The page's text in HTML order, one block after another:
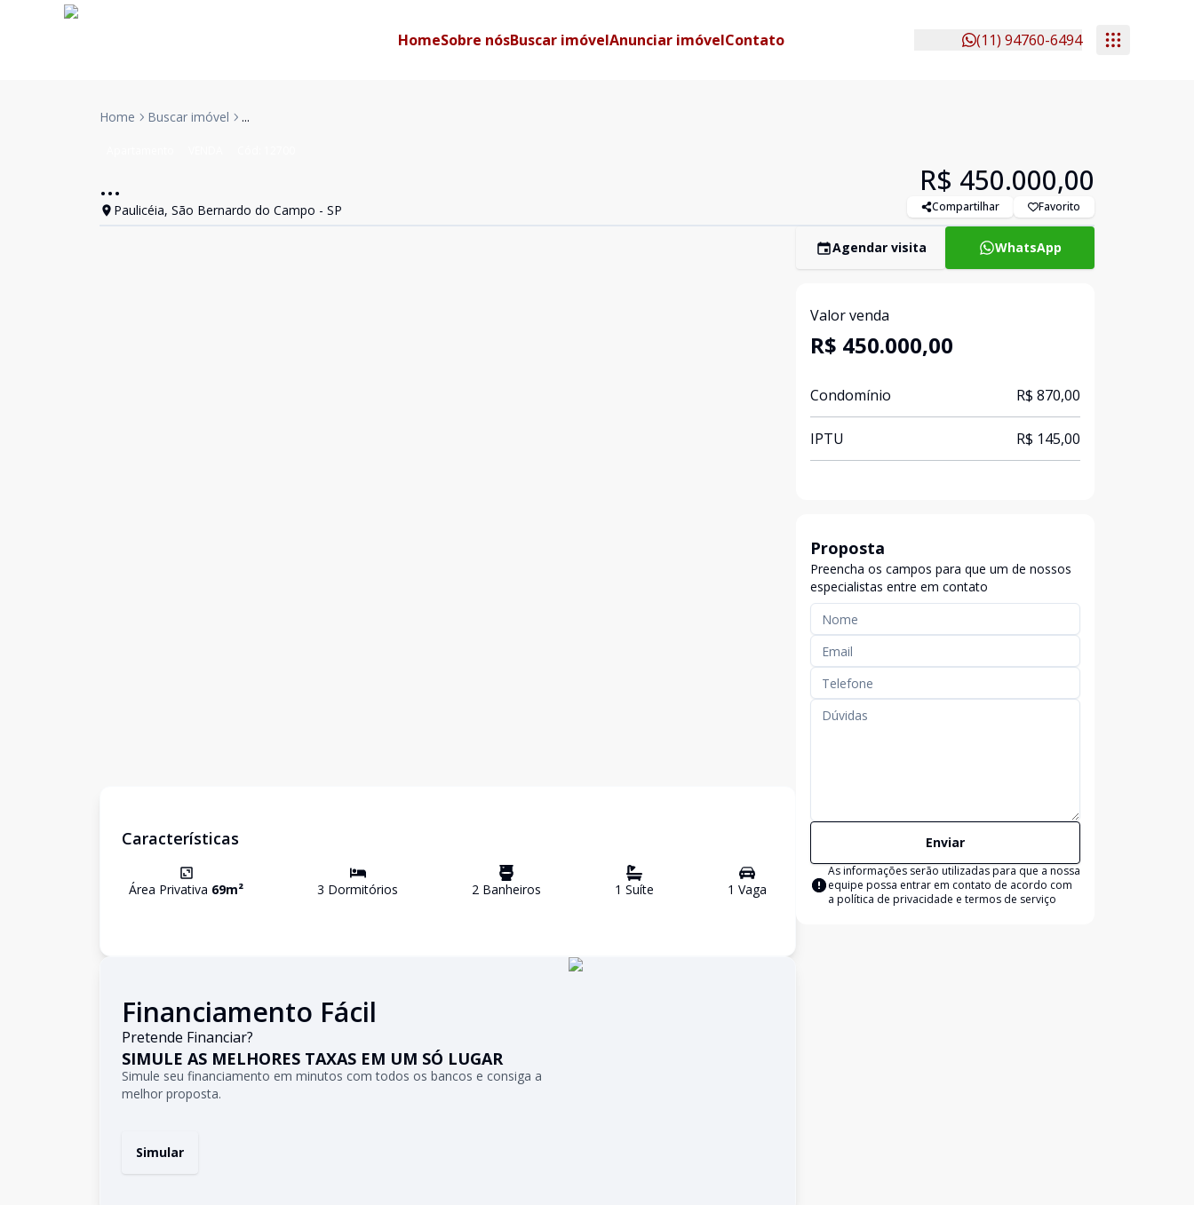
HomeSobre nósBuscar imóvelAnunciar imóvelContato (11) 94760-6494
Home Buscar imóvel ...
...
Paulicéia, São Bernardo do Campo - SP
R$ 450.000,00
Compartilhar Favorito
Características
Área Privativa 69m² 3 Dormitórios 2 Banheiros 1 Suíte 1 Vaga
Financiamento Fácil
Pretende Financiar?
SIMULE AS MELHORES TAXAS EM UM SÓ LUGAR
Simule seu financiamento em minutos com todos os bancos e consiga a
melhor proposta.
Simular
Agendar visita WhatsApp
Valor venda
R$ 450.000,00
Condomínio R$ 870,00
IPTU R$ 145,00
Proposta
Preencha os campos para que um de nossos
especialistas entre em contato
Enviar
As informações serão utilizadas para que a nossa
equipe possa entrar em contato de acordo com
a política de privacidade e termos de serviço